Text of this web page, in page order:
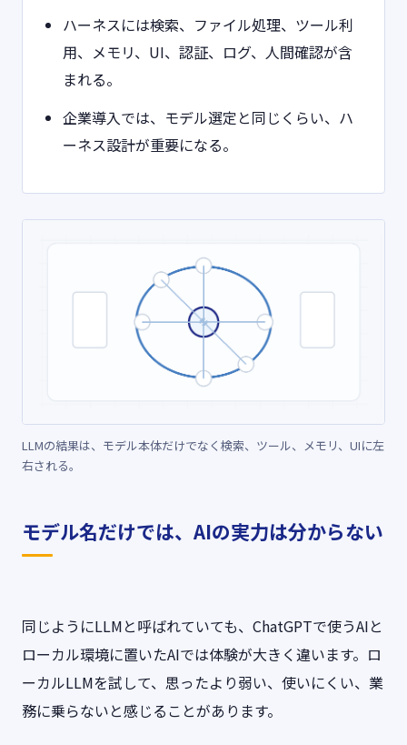
ハーネスには検索、ファイル処理、ツール利
用、メモリ、UI、認証、ログ、人間確認が含
まれる。
企業導入では、モデル選定と同じくらい、ハ
ーネス設計が重要になる。
LLMの結果は、モデル本体だけでなく検索、ツール、メモリ、UIに左
右される。
モデル名だけでは、AIの実力は分からない
同じようにLLMと呼ばれていても、ChatGPTで使うAIと
ローカル環境に置いたAIでは体験が大きく違います。ロ
ーカルLLMを試して、思ったより弱い、使いにくい、業
務に乗らないと感じることがあります。